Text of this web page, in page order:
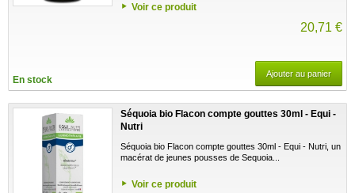
Voir ce produit
20,71 €
En stock
Ajouter au panier
Séquoia bio Flacon compte gouttes 30ml - Equi -
Nutri
Séquoia bio Flacon compte gouttes 30ml - Equi - Nutri, un
macérat de jeunes pousses de Sequoia...
Voir ce produit